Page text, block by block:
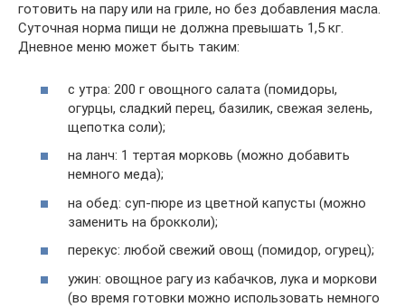
готовить на пару или на гриле, но без добавления масла.
Суточная норма пищи не должна превышать 1,5 кг.
Дневное меню может быть таким:
с утра: 200 г овощного салата (помидоры,
огурцы, сладкий перец, базилик, свежая зелень,
щепотка соли);
на ланч: 1 тертая морковь (можно добавить
немного меда);
на обед: суп-пюре из цветной капусты (можно
заменить на брокколи);
перекус: любой свежий овощ (помидор, огурец);
ужин: овощное рагу из кабачков, лука и моркови
(во время готовки можно использовать немного